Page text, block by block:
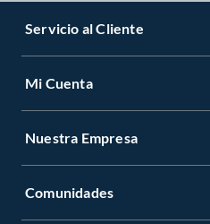
Servicio al Cliente
Mi Cuenta
Nuestra Empresa
Comunidades